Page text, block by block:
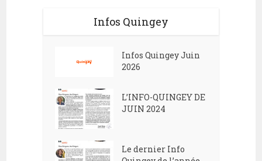
Infos Quingey
Infos Quingey Juin
2026
L’INFO-QUINGEY DE
JUIN 2024
Le dernier Info